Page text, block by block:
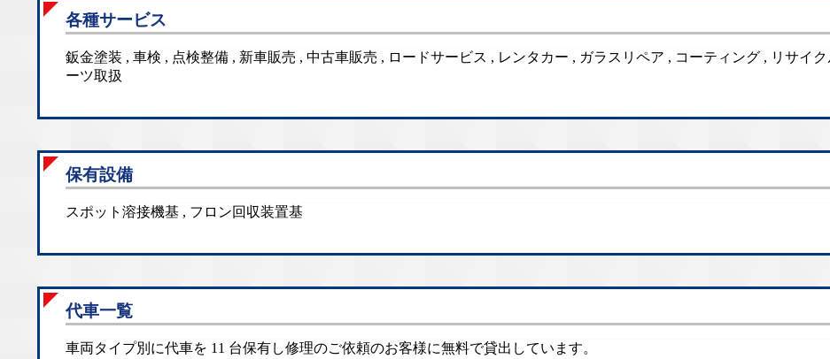
各種サービス
鈑金塗装 , 車検 , 点検整備 , 新車販売 , 中古車販売 , ロードサービス , レンタカー , ガラスリペア , コーティング , リサイ
ーツ取扱
保有設備
スポット溶接機基 , フロン回収装置基
代車一覧
車両タイプ別に代車を 11 台保有し修理のご依頼のお客様に無料で貸出しています。